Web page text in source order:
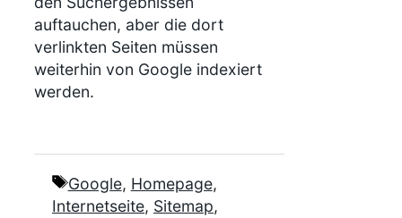
auftauchen, aber die dort
verlinkten Seiten müssen
weiterhin von Google indexiert
werden.
Schlagwörter
Google, Homepage,
Internetseite, Sitemap,